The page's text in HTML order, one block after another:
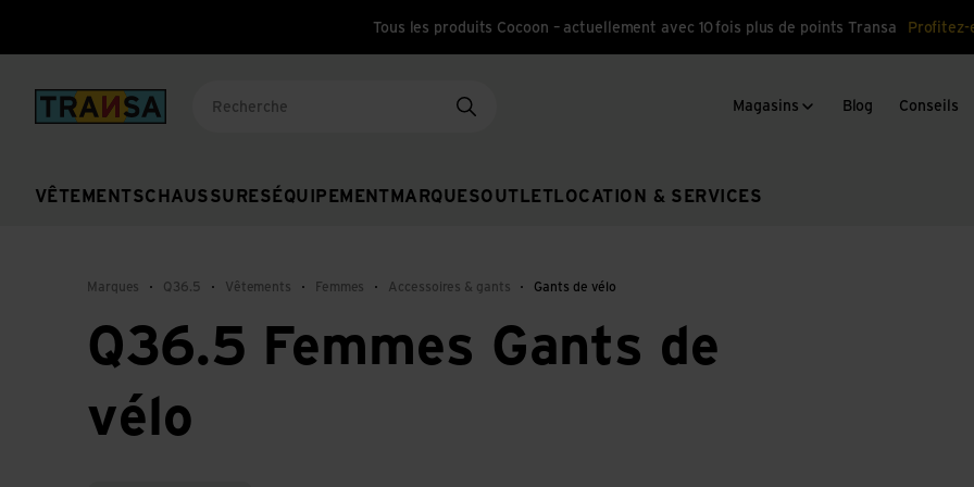
Tous les produits Cocoon – actuellement avec 10 fois plus de points Transa Profitez-
Back to home
VÊTEMENTSCHAUSSURES ÉQUIPEMENT MARQUESOUTLET LOCATION & SERVICES
Magasins Blog Conseils
Marques Q36.5 Vêtements Femmes Accessoires & gants Gants de vélo
Q36.5 Femmes Gants de
vélo